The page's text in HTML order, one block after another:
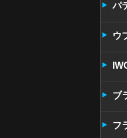
パ
ウ
ブ
フ